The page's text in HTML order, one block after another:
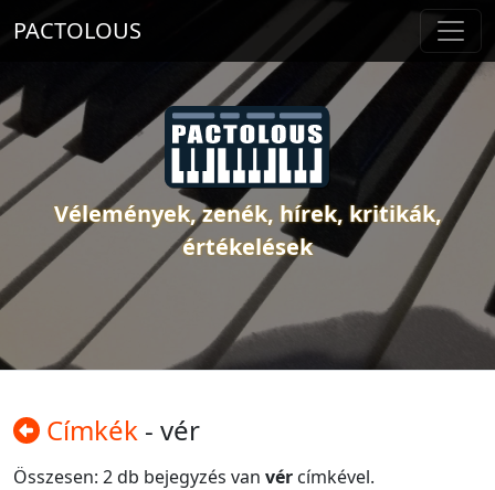
PACTOLOUS
Vélemények, zenék, hírek, kritikák,
értékelések
Címkék - vér
Összesen: 2 db bejegyzés van vér címkével.